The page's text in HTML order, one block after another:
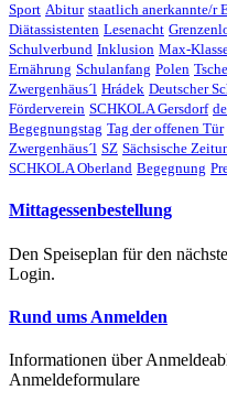
Sport Abitur staatlich anerkannte/r
Diätassistenten Lesenacht
Schulverbund Inklusion Max-
Ernährung Schulanfang Polen
Zwergenhäus´l Hrádek Deutscher
Förderverein SCHKOLA Gersdorf
Begegnungstag Tag der offenen Tür
Zwergenhäus´l SZ Sächsische
SCHKOLA Oberland Begegnung
Mittagessenbestellung
Den Speiseplan für den
Login.
Rund ums Anmelden
Informationen über
Anmeldeformulare